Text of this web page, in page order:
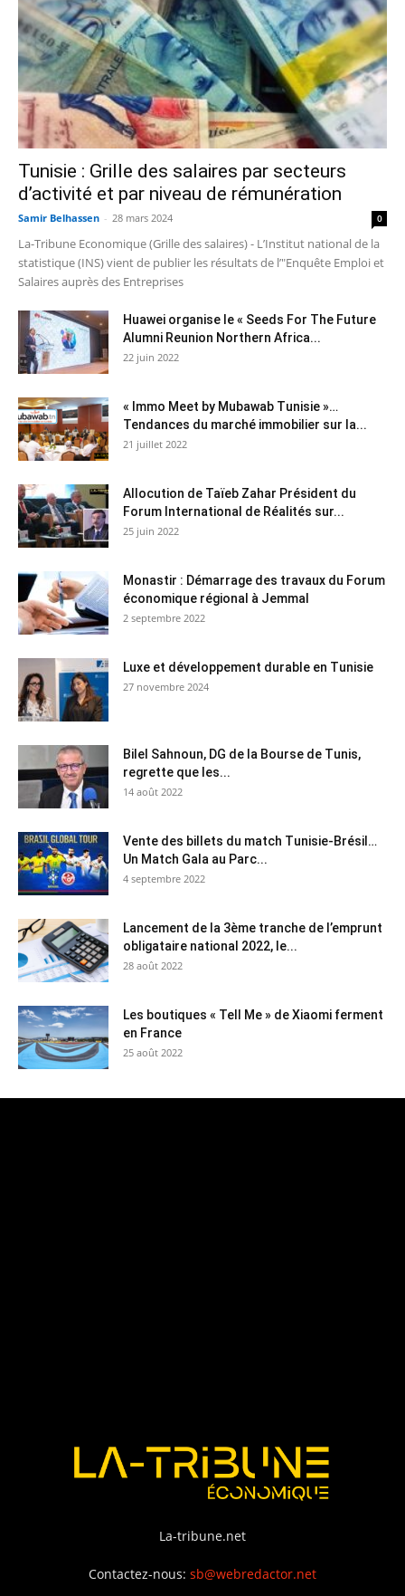
Tunisie : Grille des salaires par secteurs
d’activité et par niveau de rémunération
Samir Belhassen - 28 mars 2024 0
La-Tribune Economique (Grille des salaires) - L’Institut national de la
statistique (INS) vient de publier les résultats de l’"Enquête Emploi et
Salaires auprès des Entreprises
Huawei organise le « Seeds For The Future
Alumni Reunion Northern Africa...
22 juin 2022
« Immo Meet by Mubawab Tunisie »…
Tendances du marché immobilier sur la...
21 juillet 2022
Allocution de Taïeb Zahar Président du
Forum International de Réalités sur...
25 juin 2022
Monastir : Démarrage des travaux du Forum
économique régional à Jemmal
2 septembre 2022
Luxe et développement durable en Tunisie
27 novembre 2024
Bilel Sahnoun, DG de la Bourse de Tunis,
regrette que les...
14 août 2022
Vente des billets du match Tunisie-Brésil…
Un Match Gala au Parc...
4 septembre 2022
Lancement de la 3ème tranche de l’emprunt
obligataire national 2022, le...
28 août 2022
Les boutiques « Tell Me » de Xiaomi ferment
en France
25 août 2022
La-tribune.net
Contactez-nous: sb@webredactor.net